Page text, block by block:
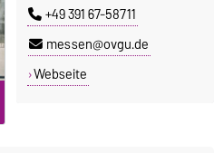
+49 391 67-58711
messen@ovgu.de
Webseite